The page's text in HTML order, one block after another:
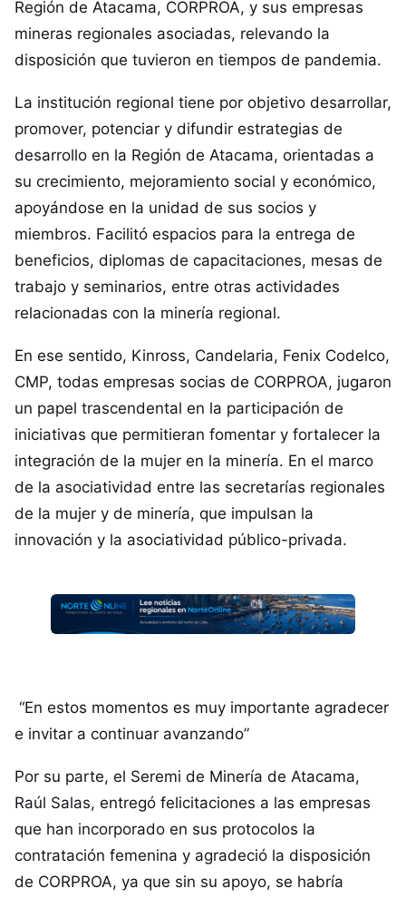
Región de Atacama, CORPROA, y sus empresas
mineras regionales asociadas, relevando la
disposición que tuvieron en tiempos de pandemia.
La institución regional tiene por objetivo desarrollar,
promover, potenciar y difundir estrategias de
desarrollo en la Región de Atacama, orientadas a
su crecimiento, mejoramiento social y económico,
apoyándose en la unidad de sus socios y
miembros. Facilitó espacios para la entrega de
beneficios, diplomas de capacitaciones, mesas de
trabajo y seminarios, entre otras actividades
relacionadas con la minería regional.
En ese sentido, Kinross, Candelaria, Fenix Codelco,
CMP, todas empresas socias de CORPROA, jugaron
un papel trascendental en la participación de
iniciativas que permitieran fomentar y fortalecer la
integración de la mujer en la minería. En el marco
de la asociatividad entre las secretarías regionales
de la mujer y de minería, que impulsan la
innovación y la asociatividad público-privada.
“En estos momentos es muy importante agradecer
e invitar a continuar avanzando”
Por su parte, el Seremi de Minería de Atacama,
Raúl Salas, entregó felicitaciones a las empresas
que han incorporado en sus protocolos la
contratación femenina y agradeció la disposición
de CORPROA, ya que sin su apoyo, se habría